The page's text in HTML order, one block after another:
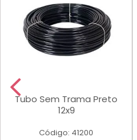
Tubo Sem Trama Preto
12x9
Código: 41200